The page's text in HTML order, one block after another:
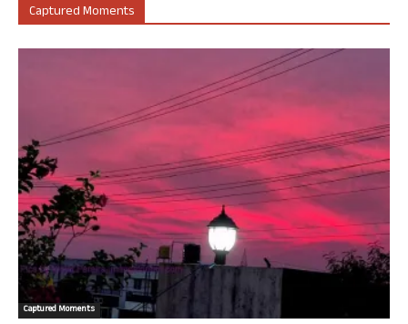
Captured Moments
Captured Moments